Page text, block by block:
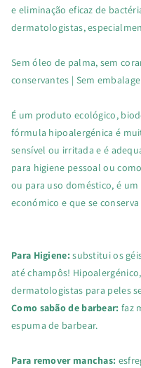
e eliminação eficaz de
dermatologistas,
Sem óleo de palma, sem
conservantes | Sem
É um produto ecológico,
fórmula hipoalergénica é
sensível ou irritada e é
para higiene pessoal ou
ou para uso doméstico, é
económico e que se
Para Higiene: substitui os
até champôs!
dermatologistas para peles
Como sabão de barbear: faz
espuma de barbear.
Para remover manchas: